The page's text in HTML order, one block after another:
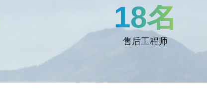
18名
售后工程师